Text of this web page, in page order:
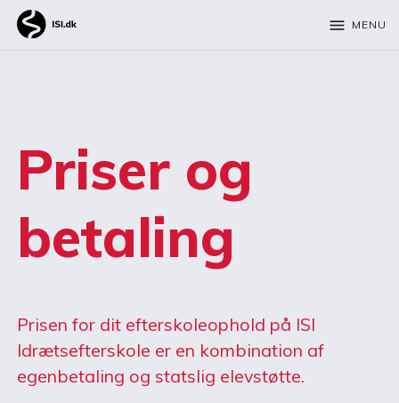
menu MENU
Priser og
betaling
Prisen for dit efterskoleophold på ISI
Idrætsefterskole er en kombination af
egenbetaling og statslig elevstøtte.